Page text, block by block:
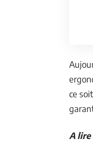
ce
A lire